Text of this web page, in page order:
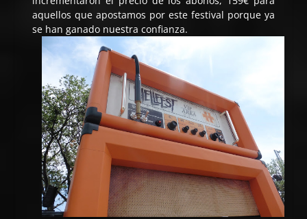
aquellos que apostamos por este festival porque ya
se han ganado nuestra confianza.